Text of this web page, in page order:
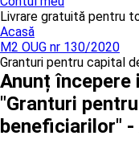
Livrare gratuită pentru
Acasă
M2 OUG nr 130/2020
Granturi pentru capital
Anunț
"Granturi
beneficiarilor" -